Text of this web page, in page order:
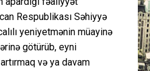
Respublikası Səhiyyə
yeniyetmənin müayinə
götürüb, eyni
və ya davam